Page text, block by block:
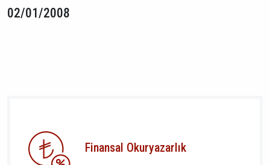
02/01/2008
Finansal Okuryazarlık